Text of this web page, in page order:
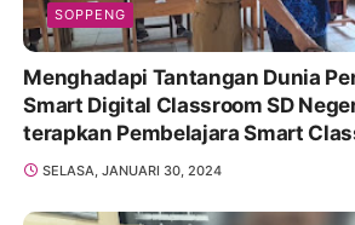
SOPPENG
Menghadapi Tantangan Dunia
Smart Digital Classroom SD
terapkan Pembelajara Smart
SELASA, JANUARI 30, 2024